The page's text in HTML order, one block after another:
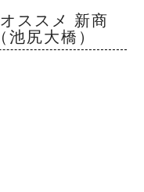
ススメ 新商
尻大橋）